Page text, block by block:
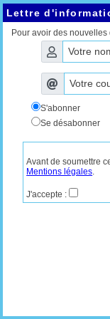
Lettre
Pour avoir des
S'abonner
Se désabonner
Avant de soumettre
Mentions légales.
J'accepte :